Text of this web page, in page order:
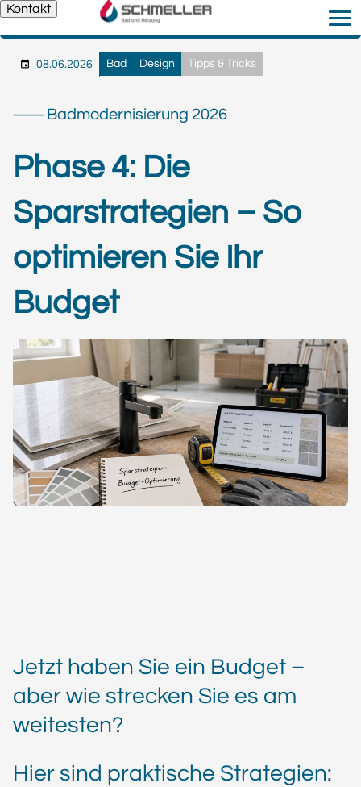
Kontakt
08.06.2026 Bad Design Tipps & Tricks
⸺ Badmodernisierung 2026
Phase 4: Die
Sparstrategien – So
optimieren Sie Ihr
Budget
Jetzt haben Sie ein Budget –
aber wie strecken Sie es am
weitesten?
Hier sind praktische Strategien: